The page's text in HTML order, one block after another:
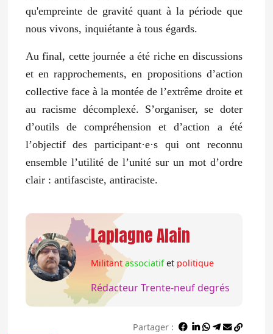
qu'empreinte de gravité quant à la période que
nous vivons, inquiétante à tous égards.
Au final, cette journée a été riche en discussions
et en rapprochements, en propositions d’action
collective face à la montée de l’extrême droite et
au racisme décomplexé. S’organiser, se doter
d’outils de compréhension et d’action a été
l’objectif des participant·e·s qui ont reconnu
ensemble l’utilité de l’unité sur un mot d’ordre
clair : antifasciste, antiraciste.
Laplagne Alain
Militant associatifetpolitique
Rédacteur Trente-neuf degrés
Partager :